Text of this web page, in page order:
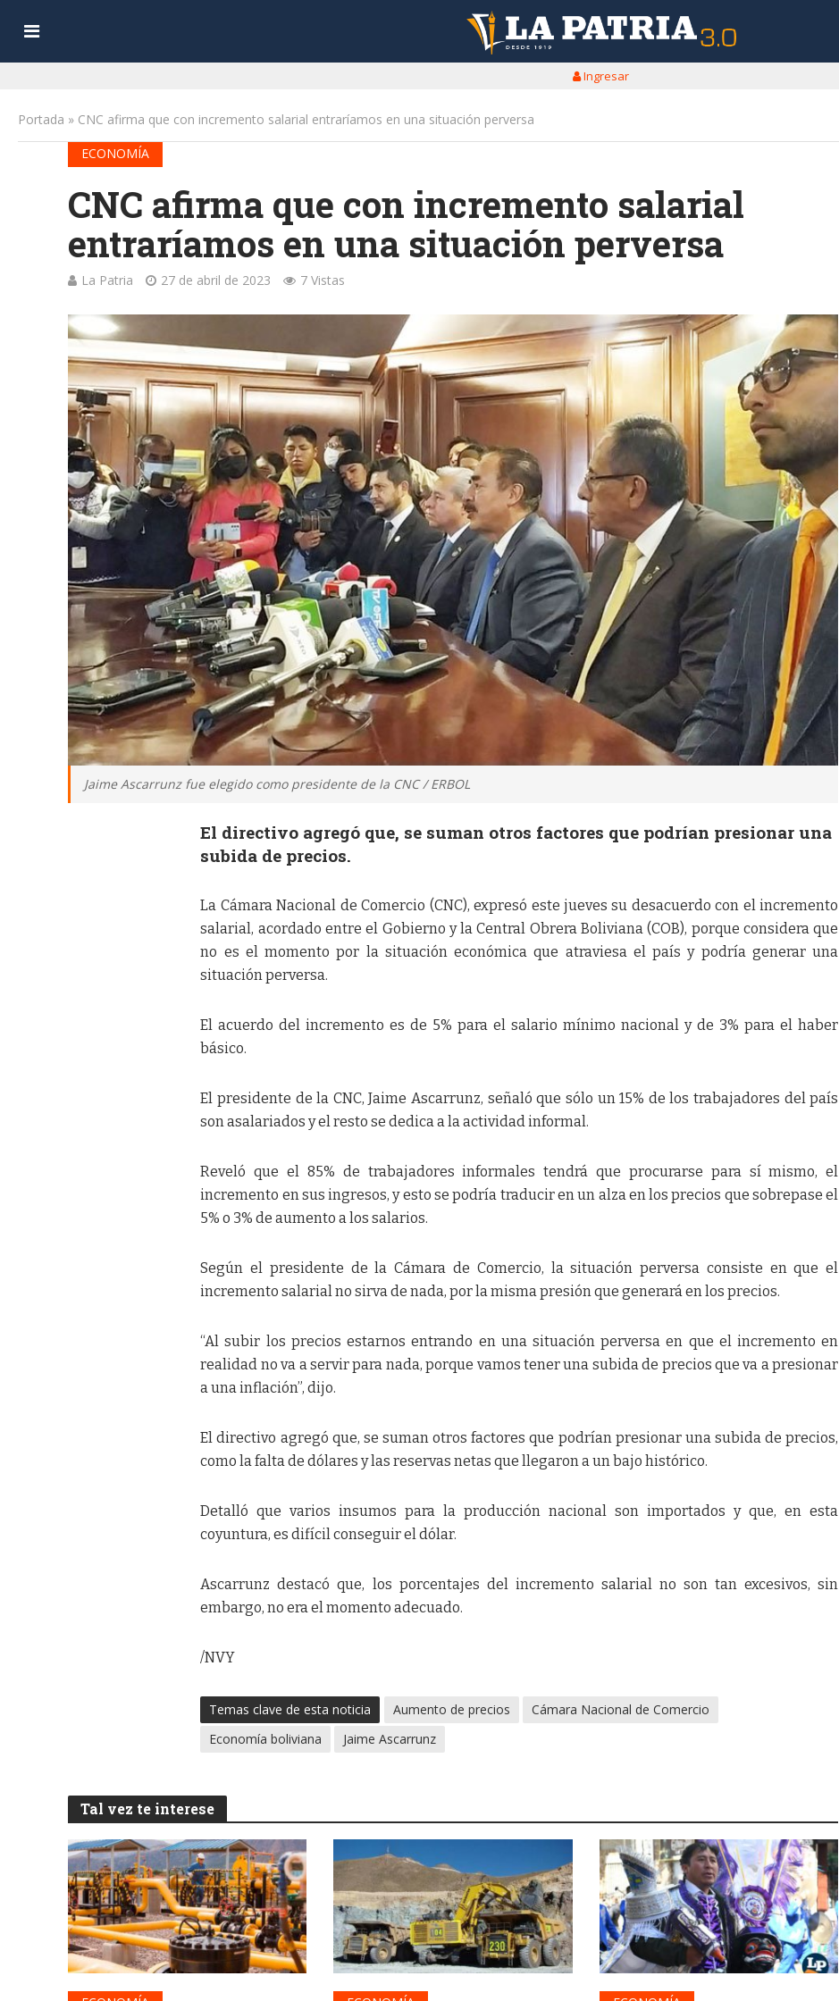
Ingresar
Portada » CNC afirma que con incremento salarial entraríamos en una situación perversa
ECONOMÍA
CNC afirma que con incremento salarial
entraríamos en una situación perversa
La Patria 27 de abril de 2023 7 Vistas
Jaime Ascarrunz fue elegido como presidente de la CNC / ERBOL
El directivo agregó que, se suman otros factores que podrían presionar una
subida de precios.
La Cámara Nacional de Comercio (CNC), expresó este jueves su desacuerdo con el incremento
salarial, acordado entre el Gobierno y la Central Obrera Boliviana (COB), porque considera que
no es el momento por la situación económica que atraviesa el país y podría generar una
situación perversa.
El acuerdo del incremento es de 5% para el salario mínimo nacional y de 3% para el haber
básico.
El presidente de la CNC, Jaime Ascarrunz, señaló que sólo un 15% de los trabajadores del país
son asalariados y el resto se dedica a la actividad informal.
Reveló que el 85% de trabajadores informales tendrá que procurarse para sí mismo, el
incremento en sus ingresos, y esto se podría traducir en un alza en los precios que sobrepase el
5% o 3% de aumento a los salarios.
Según el presidente de la Cámara de Comercio, la situación perversa consiste en que el
incremento salarial no sirva de nada, por la misma presión que generará en los precios.
“Al subir los precios estarnos entrando en una situación perversa en que el incremento en
realidad no va a servir para nada, porque vamos tener una subida de precios que va a presionar
a una inflación”, dijo.
El directivo agregó que, se suman otros factores que podrían presionar una subida de precios,
como la falta de dólares y las reservas netas que llegaron a un bajo histórico.
Detalló que varios insumos para la producción nacional son importados y que, en esta
coyuntura, es difícil conseguir el dólar.
Ascarrunz destacó que, los porcentajes del incremento salarial no son tan excesivos, sin
embargo, no era el momento adecuado.
/NVY
Temas clave de esta noticia Aumento de precios
Cámara Nacional de Comercio
Economía boliviana
Jaime Ascarrunz
Tal vez te interese